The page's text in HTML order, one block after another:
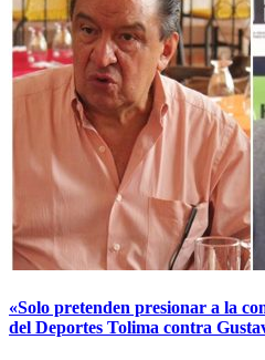
«Solo pretenden presionar a la
del Deportes Tolima contra